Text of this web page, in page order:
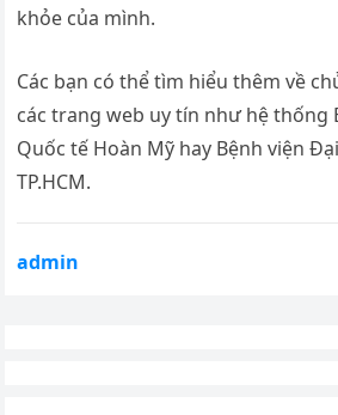
khỏe của mình.
Các bạn có thể tìm hiểu thêm về
các trang web uy tín như hệ thống
Quốc tế Hoàn Mỹ hay Bệnh viện
TP.HCM.
admin